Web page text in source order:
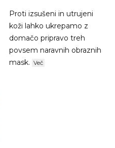
Proti izsušeni in utrujeni
koži lahko ukrepamo z
domačo pripravo treh
povsem naravnih obraznih
mask. Več